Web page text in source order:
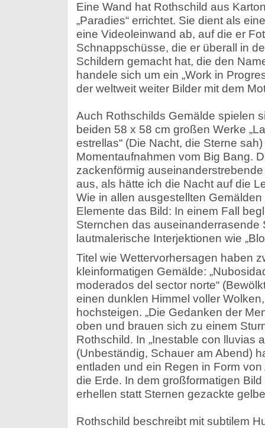
Eine Wand hat Rothschild aus
„Paradies“ errichtet. Sie dient als
eine Videoleinwand ab, auf die er
Schnappschüsse, die er überall in
Schildern gemacht hat, die den
handele sich um ein „Work in
der weltweit weiter Bilder mit dem
Auch Rothschilds Gemälde spielen
beiden 58 x 58 cm großen Werke
estrellas“ (Die Nacht, die Sterne
Momentaufnahmen vom Big Bang.
zackenförmig
aus, als hätte ich die Nacht auf die
Wie in allen ausgestellten
Elemente das Bild: In einem Fall
Sternchen das auseinanderrasende
lautmalerische Interjektionen wie
Titel wie Wettervorhersagen haben
kleinformatigen Gemälde:
moderados del sector norte“
einen dunklen Himmel voller
hochsteigen. „Die Gedanken der
oben und brauen sich zu einem
Rothschild. In „Inestable con lluvias
(Unbeständig, Schauer am Abend)
entladen und ein Regen in Form
die Erde.­ In dem großformatigen Bild
erhellen statt Sternen gezackte
Rothschild beschreibt mit subtilem